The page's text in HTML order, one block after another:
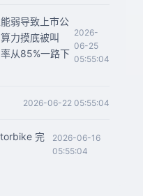
弱导致上市公
力摸底被叫
从85%一路下
2026-
06-25
05:55:04
2026-06-22 05:55:04
完
2026-06-16
05:55:04